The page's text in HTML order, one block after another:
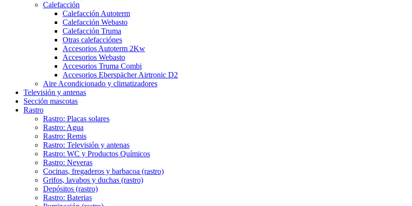
Calefacción
Calefacción Autoterm
Calefacción Webasto
Calefacción Truma
Otras calefacciónes
Accesorios Autoterm 2Kw
Accesorios Webasto
Accesorios Truma Combi
Accesorios Eberspächer Airtronic D2
Aire Acondicionado y climatizadores
Televisión y antenas
Sección mascotas
Rastro
Rastro: Placas solares
Rastro: Agua
Rastro: Remis
Rastro: Televisión y antenas
Rastro: WC y Productos Químicos
Rastro: Neveras
Cocinas, fregaderos y barbacoa (rastro)
Grifos, lavabos y duchas (rastro)
Depósitos (rastro)
Rastro: Baterias